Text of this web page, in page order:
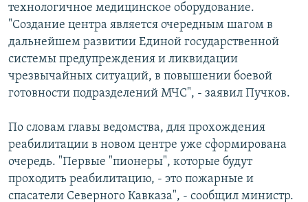
технологичное медицинское оборудование.
"Создание центра является очередным шагом в
дальнейшем развитии Единой государственной
системы предупреждения и ликвидации
чрезвычайных ситуаций, в повышении боевой
готовности подразделений МЧС", - заявил Пучков.
По словам главы ведомства, для прохождения
реабилитации в новом центре уже сформирована
очередь. "Первые "пионеры", которые будут
проходить реабилитацию, - это пожарные и
спасатели Северного Кавказа", - сообщил министр.